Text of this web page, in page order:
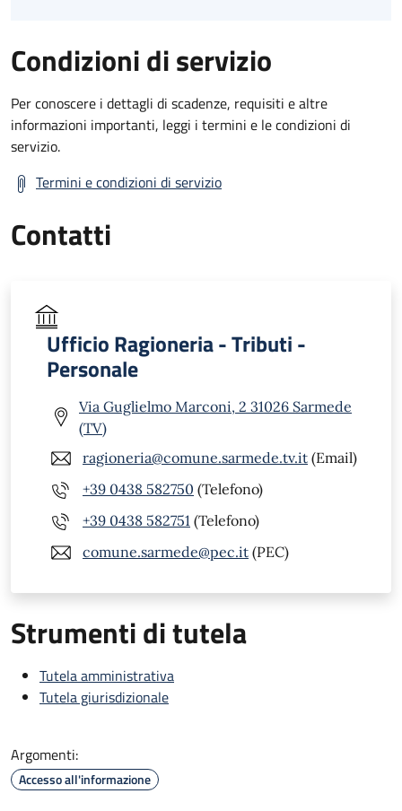
Condizioni di servizio
Per conoscere i dettagli di scadenze, requisiti e altre
informazioni importanti, leggi i termini e le condizioni di
servizio.
Termini e condizioni di servizio
Contatti
Ufficio Ragioneria - Tributi -
Personale
Via Guglielmo Marconi, 2 31026 Sarmede
(TV)
ragioneria@comune.sarmede.tv.it (Email)
+39 0438 582750 (Telefono)
+39 0438 582751 (Telefono)
comune.sarmede@pec.it (PEC)
Strumenti di tutela
Tutela amministrativa
Tutela giurisdizionale
Argomenti:
Accesso all'informazione